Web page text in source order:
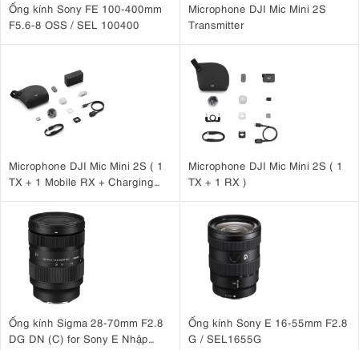
Ống kính Sony FE 100-400mm
F5.6-8 OSS / SEL 100400
Microphone DJI Mic Mini 2S
Transmitter
Microphone DJI Mic Mini 2S ( 1
TX + 1 Mobile RX + Charging
Microphone DJI Mic Mini 2S ( 1
TX + 1 RX )
Ống kính Sigma 28-70mm F2.8
DG DN (C) for Sony E Nhập
Ống kính Sony E 16-55mm F2.8
G / SEL1655G